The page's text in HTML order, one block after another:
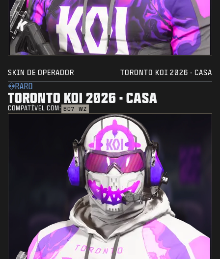
SKIN DE OPERADOR TORONTO KOI 2026 - CASA
RARO
TORONTO KOI 2026 - CASA
COMPATÍVEL COM: BO7 WZ